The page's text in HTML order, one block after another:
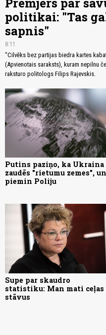
politikai: "Tas
sapnis"
8:11
"Cilvēks bez partijas biedra kartes
(Apvienotais saraksts), kuram nepilnu
raksturo politologs Filips Rajevskis.
Putins paziņo, ka Ukraina
zaudēs "rietumu zemes", un
piemin Poliju
Supe par skaudro
statistiku: Man mati ceļas
stāvus